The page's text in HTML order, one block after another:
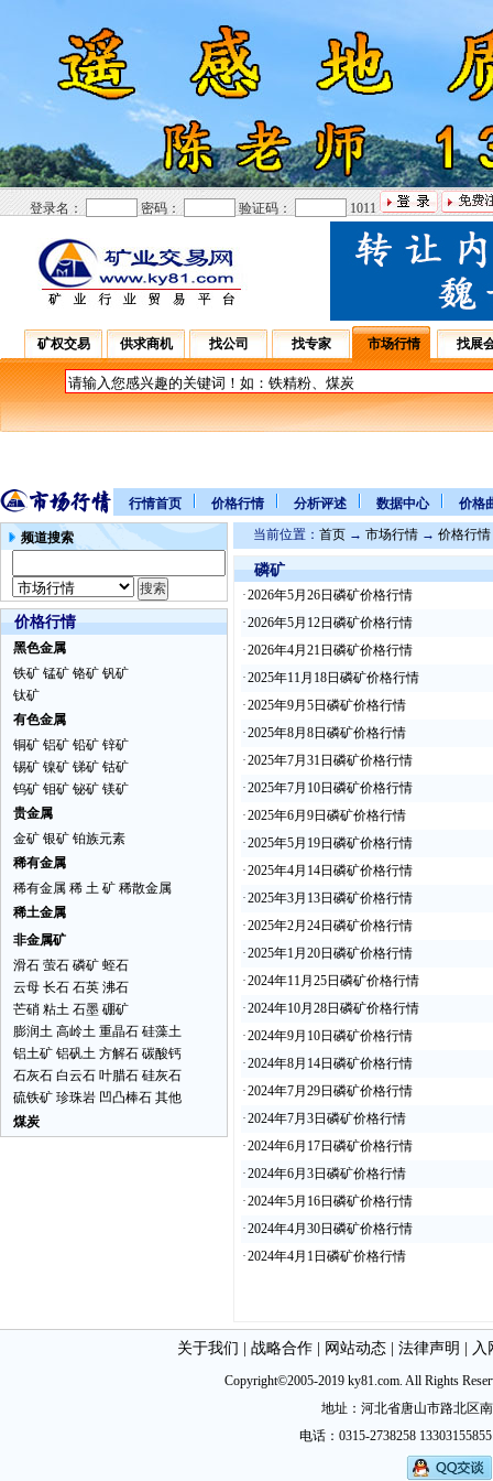
登录名： 密码： 验证码： 1011
矿权交易 供求商机 找公司 找专家 市场行情 找展
行情首页 价格行情 分析评述 数据中心 价格
频道搜索
价格行情
黑色金属
铁矿 锰矿 铬矿 钒矿
钛矿
有色金属
铜矿 铝矿 铅矿 锌矿
锡矿 镍矿 锑矿 钴矿
钨矿 钼矿 铋矿 镁矿
贵金属
金矿 银矿 铂族元素
稀有金属
稀有金属 稀 土 矿 稀散金属
稀土金属
非金属矿
滑石 萤石 磷矿 蛭石
云母 长石 石英 沸石
芒硝 粘土 石墨 硼矿
膨润土 高岭土 重晶石 硅藻土
铝土矿 铝矾土 方解石 碳酸钙
石灰石 白云石 叶腊石 硅灰石
硫铁矿 珍珠岩 凹凸棒石 其他
煤炭
当前位置： 首页 → 市场行情 → 价格行情
磷矿
·2026年5月26日磷矿价格行情
·2026年5月12日磷矿价格行情
·2026年4月21日磷矿价格行情
·2025年11月18日磷矿价格行情
·2025年9月5日磷矿价格行情
·2025年8月8日磷矿价格行情
·2025年7月31日磷矿价格行情
·2025年7月10日磷矿价格行情
·2025年6月9日磷矿价格行情
·2025年5月19日磷矿价格行情
·2025年4月14日磷矿价格行情
·2025年3月13日磷矿价格行情
·2025年2月24日磷矿价格行情
·2025年1月20日磷矿价格行情
·2024年11月25日磷矿价格行情
·2024年10月28日磷矿价格行情
·2024年9月10日磷矿价格行情
·2024年8月14日磷矿价格行情
·2024年7月29日磷矿价格行情
·2024年7月3日磷矿价格行情
·2024年6月17日磷矿价格行情
·2024年6月3日磷矿价格行情
·2024年5月16日磷矿价格行情
·2024年4月30日磷矿价格行情
·2024年4月1日磷矿价格行情
关于我们 战略合作| 网站动态| 法律声明 入
Copyright©2005-2019 ky81.com. All Rights
地址：河北省唐山市路北区
电话：0315-2738258